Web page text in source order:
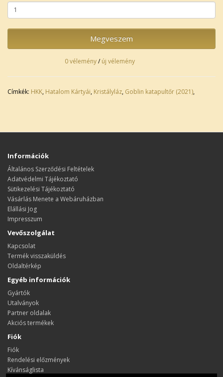
Megveszem
0 vélemény/új vélemény
Címkék: HKK, Hatalom Kártyái, Kristályláz, Goblin katapultőr (2021),
Információk
Általános Szerződési Feltételek
Adatvédelmi Tájékoztató
Sütikezelési Tájékoztató
Vásárlás Menete a Webáruházban
Elállási Jog
Impresszum
Vevőszolgálat
Kapcsolat
Termék visszaküldés
Oldaltérkép
Egyéb információk
Gyártók
Utalványok
Partner oldalak
Akciós termékek
Fiók
Fiók
Rendelési előzmények
Kívánságlista